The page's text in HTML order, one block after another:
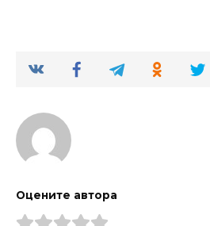
Оцените автора